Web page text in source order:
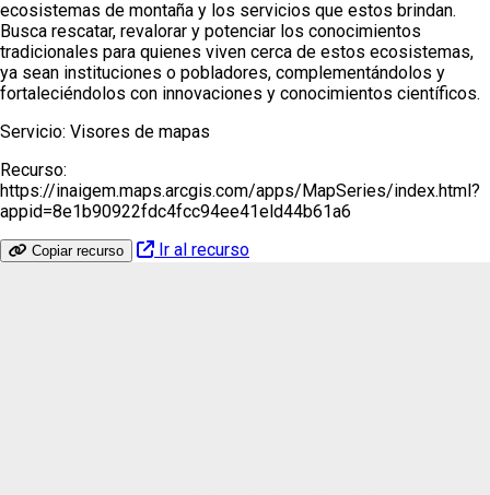
ecosistemas de montaña y los servicios que estos brindan.
Busca rescatar, revalorar y potenciar los conocimientos
tradicionales para quienes viven cerca de estos ecosistemas,
ya sean instituciones o pobladores, complementándolos y
fortaleciéndolos con innovaciones y conocimientos científicos.
Servicio: Visores de mapas
Recurso:
https://inaigem.maps.arcgis.com/apps/MapSeries/index.html?
appid=8e1b90922fdc4fcc94ee41eld44b61a6
Copiar recurso Ir al recurso